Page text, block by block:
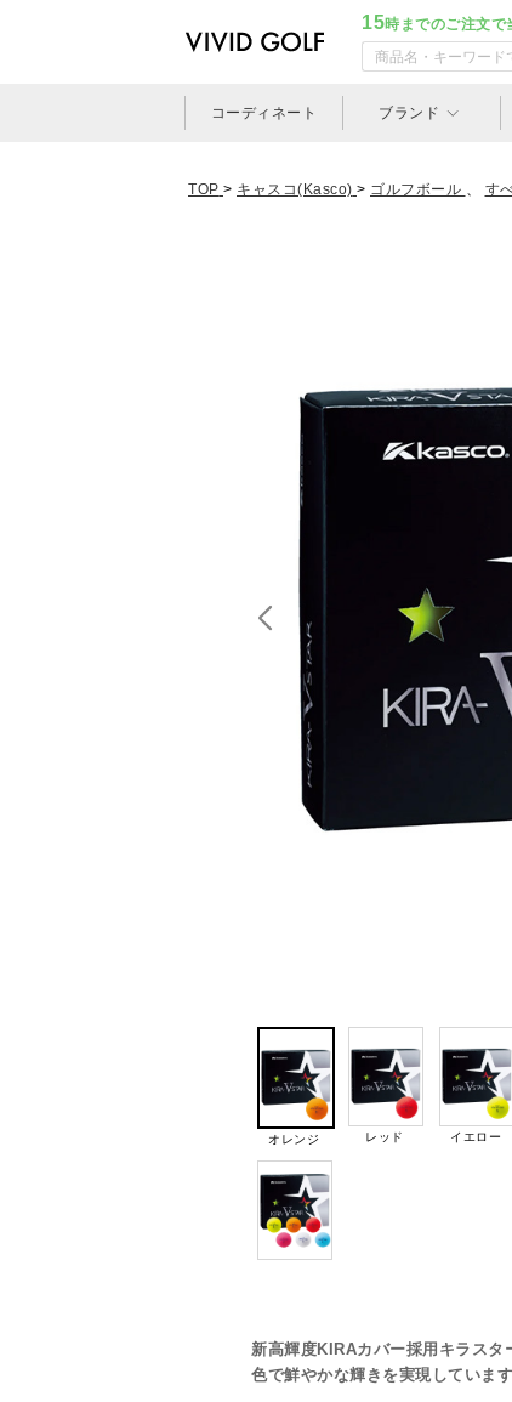
15時までのご注文で
コーディネート ブランド
TOP > キャスコ(Kasco) > ゴルフボール 、 す
オレンジ レッド イエロー
新高輝度KIRAカバー採用キラス
色で鮮やかな輝きを実現しています